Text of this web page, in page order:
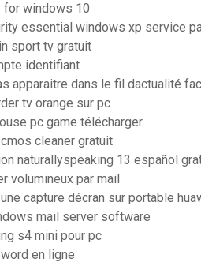
for windows 10
essential windows xp service
sport tv gratuit
identifiant
apparaitre dans le fil dactualité
tv orange sur pc
pc game télécharger
cleaner gratuit
naturallyspeaking 13 español
volumineux par mail
capture décran sur portable
mail server software
s4 mini pour pc
en ligne